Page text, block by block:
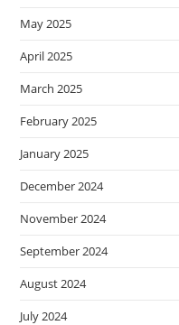
May 2025
April 2025
March 2025
February 2025
January 2025
December 2024
November 2024
September 2024
August 2024
July 2024